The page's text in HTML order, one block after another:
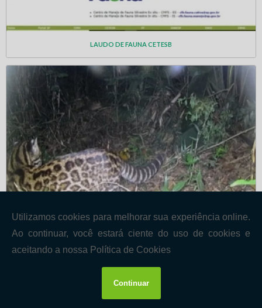
LAUDO DE FAUNA CETESB
LAUDO DE FAUNA E FLORA